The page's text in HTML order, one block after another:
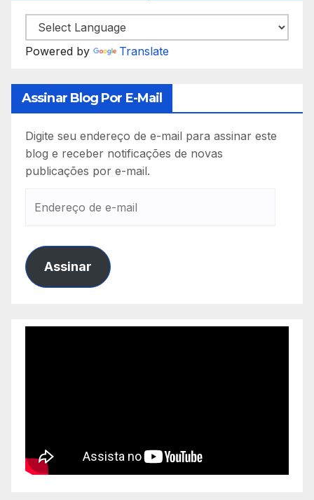
Powered by Translate
Assinar Blog Por E-Mail
Digite seu endereço de e-mail para assinar este
blog e receber notificações de novas
publicações por e-mail.
de
mail
Assinar